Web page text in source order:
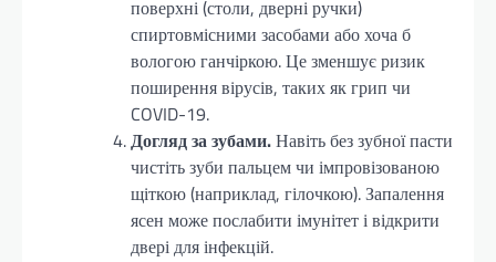
поверхні (столи, дверні ручки)
спиртовмісними засобами або хоча б
вологою ганчіркою. Це зменшує ризик
поширення вірусів, таких як грип чи
COVID-19.
Догляд за зубами.Навіть без зубної пасти
чистіть зуби пальцем чи імпровізованою
щіткою (наприклад, гілочкою). Запалення
ясен може послабити імунітет і відкрити
двері для інфекцій.